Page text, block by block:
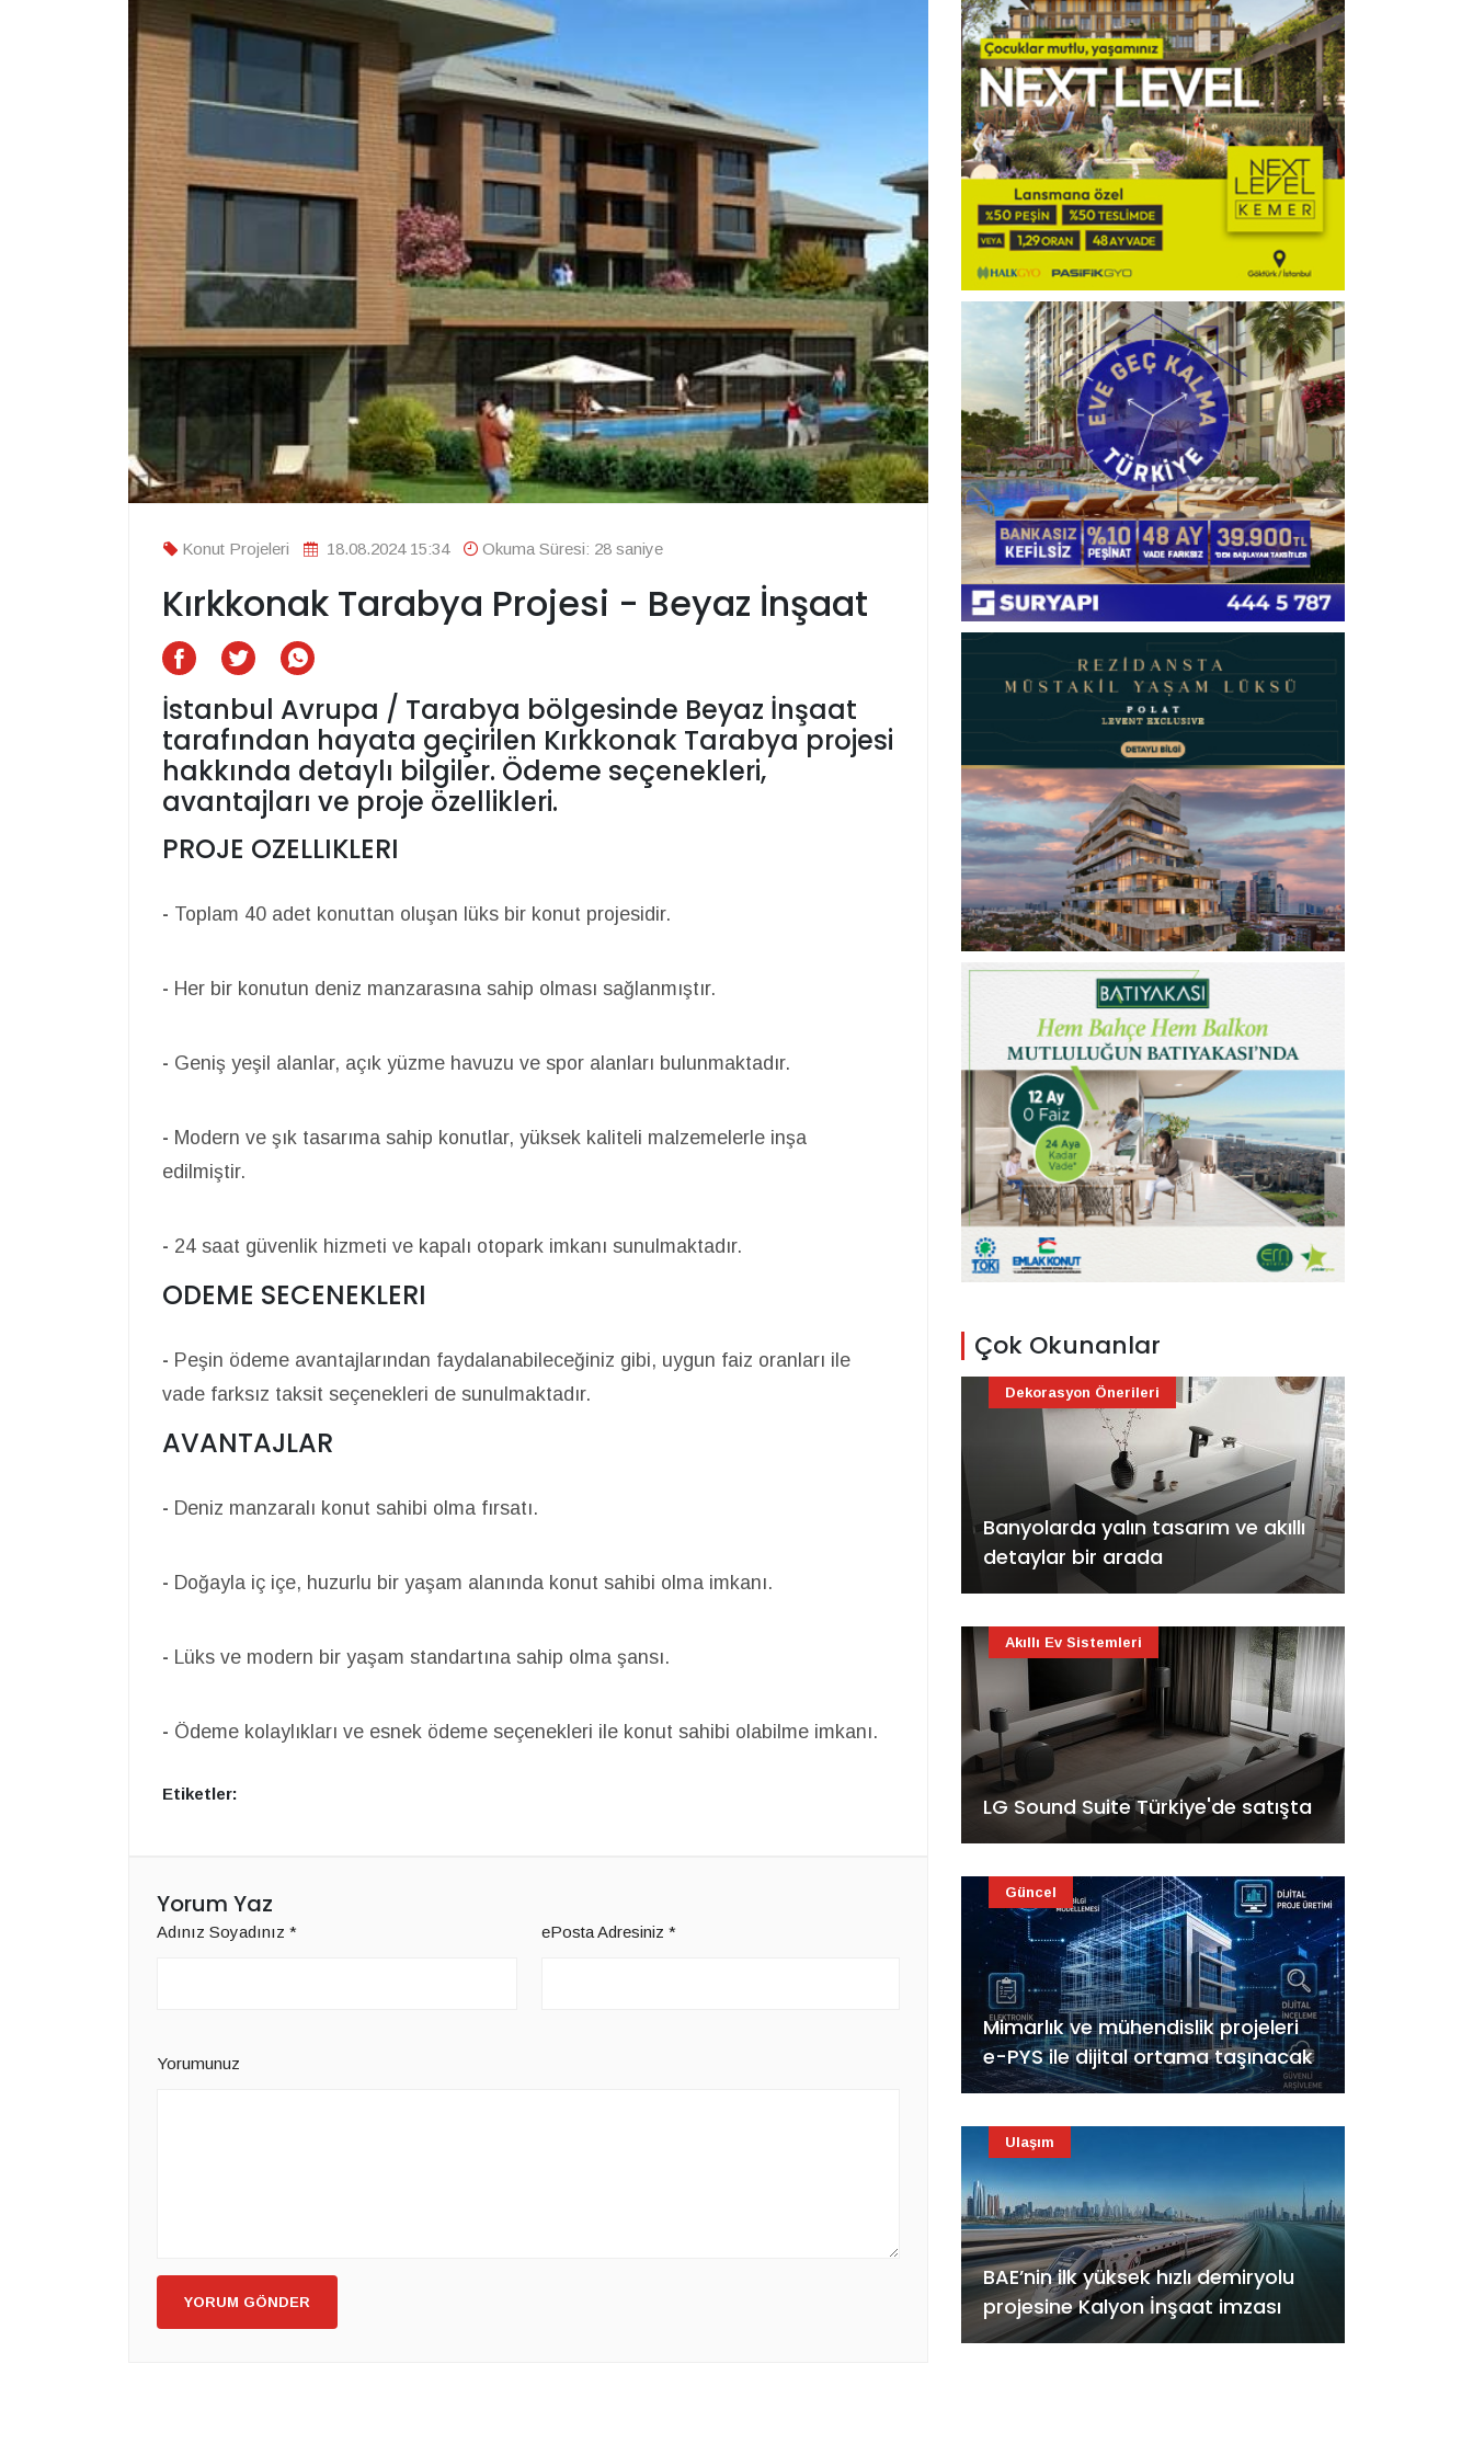
Konut Projeleri 18.08.2024 15:34 Okuma Süresi: 28 saniye
Kırkkonak Tarabya Projesi - Beyaz İnşaat
İstanbul Avrupa / Tarabya bölgesinde Beyaz İnşaat
tarafından hayata geçirilen Kırkkonak Tarabya projesi
hakkında detaylı bilgiler. Ödeme seçenekleri,
avantajları ve proje özellikleri.
PROJE OZELLIKLERI
- Toplam 40 adet konuttan oluşan lüks bir konut projesidir.
- Her bir konutun deniz manzarasına sahip olması sağlanmıştır.
- Geniş yeşil alanlar, açık yüzme havuzu ve spor alanları bulunmaktadır.
- Modern ve şık tasarıma sahip konutlar, yüksek kaliteli malzemelerle inşa
edilmiştir.
- 24 saat güvenlik hizmeti ve kapalı otopark imkanı sunulmaktadır.
ODEME SECENEKLERI
- Peşin ödeme avantajlarından faydalanabileceğiniz gibi, uygun faiz oranları ile
vade farksız taksit seçenekleri de sunulmaktadır.
AVANTAJLAR
- Deniz manzaralı konut sahibi olma fırsatı.
- Doğayla iç içe, huzurlu bir yaşam alanında konut sahibi olma imkanı.
- Lüks ve modern bir yaşam standartına sahip olma şansı.
- Ödeme kolaylıkları ve esnek ödeme seçenekleri ile konut sahibi olabilme imkanı.
Etiketler:
Yorum Yaz
Adınız Soyadınız * ePosta Adresiniz *
Yorumunuz
YORUM GÖNDER
Çok Okunanlar
Banyolarda yalın tasarım ve akıllı
detaylar bir arada
Dekorasyon Önerileri
LG Sound Suite Türkiye'de satışta
Akıllı Ev Sistemleri
Mimarlık ve mühendislik projeleri
e-PYS ile dijital ortama taşınacak
Güncel
BAE’nin ilk yüksek hızlı demiryolu
projesine Kalyon İnşaat imzası
Ulaşım